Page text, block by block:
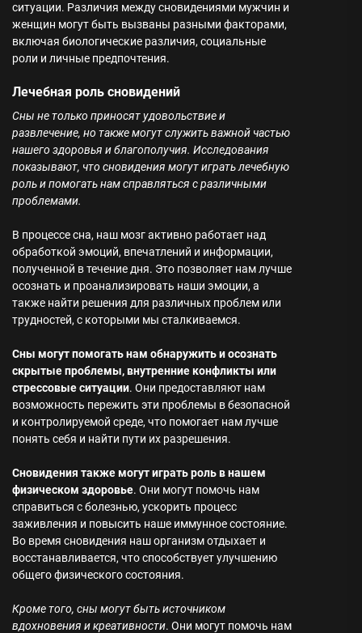
ситуации. Различия между сновидениями мужчин и
женщин могут быть вызваны разными факторами,
включая биологические различия, социальные
роли и личные предпочтения.
Лечебная роль сновидений
Сны не только приносят удовольствие и
развлечение, но также могут служить важной частью
нашего здоровья и благополучия. Исследования
показывают, что сновидения могут играть лечебную
роль и помогать нам справляться с различными
проблемами.
В процессе сна, наш мозг активно работает над
обработкой эмоций, впечатлений и информации,
полученной в течение дня. Это позволяет нам лучше
осознать и проанализировать наши эмоции, а
также найти решения для различных проблем или
трудностей, с которыми мы сталкиваемся.
Сны могут помогать нам обнаружить и осознать
скрытые проблемы, внутренние конфликты или
стрессовые ситуации. Они предоставляют нам
возможность пережить эти проблемы в безопасной
и контролируемой среде, что помогает нам лучше
понять себя и найти пути их разрешения.
Сновидения также могут играть роль в нашем
физическом здоровье. Они могут помочь нам
справиться с болезнью, ускорить процесс
заживления и повысить наше иммунное состояние.
Во время сновидения наш организм отдыхает и
восстанавливается, что способствует улучшению
общего физического состояния.
Кроме того, сны могут быть источником
вдохновения и креативности. Они могут помочь нам